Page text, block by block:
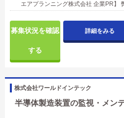
エアプランニング株式会社 企業PR】
募集状況を確認
する
詳細をみる
株式会社ワールドインテック
半導体製造装置の監視・メン